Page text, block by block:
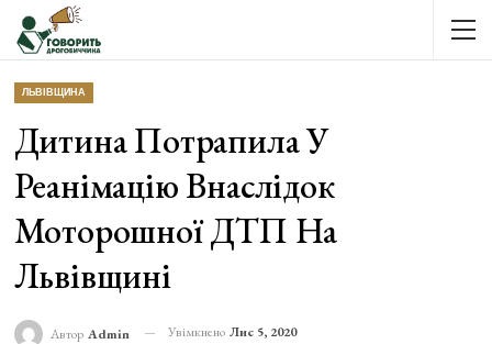
ЛЬВІВЩИНА
Дитина Потрапила У
Реанімацію Внаслідок
Моторошної ДТП На
Львівщині
Автор Admin Увімкнено Лис 5, 2020